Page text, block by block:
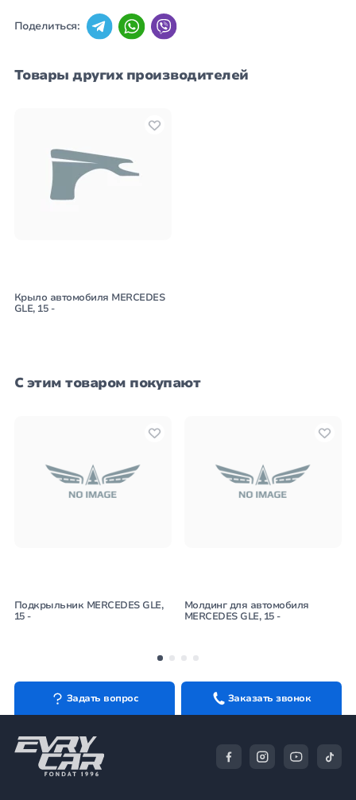
Поделиться:
Товары других производителей
Крыло автомобиля MERCEDES
GLE, 15 -
С этим товаром покупают
Подкрыльник MERCEDES GLE,
15 -
Молдинг для автомобиля
MERCEDES GLE, 15 -
Задать вопрос Заказать звонок